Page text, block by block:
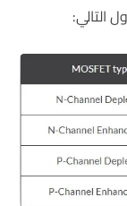
التالي: